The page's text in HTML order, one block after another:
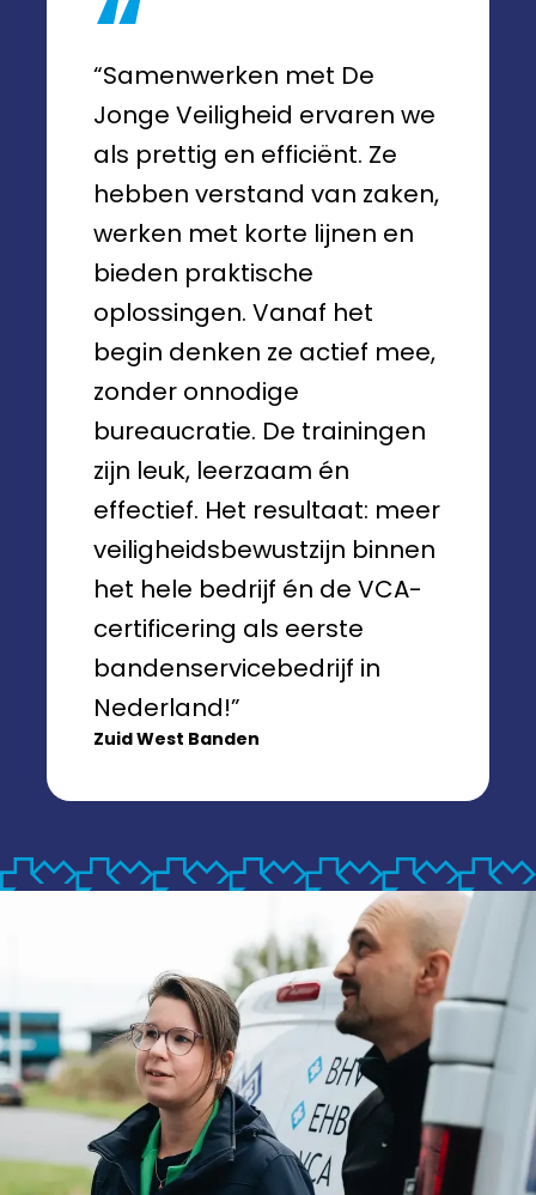
“Samenwerken met De
Jonge Veiligheid ervaren we
als prettig en efficiënt. Ze
hebben verstand van zaken,
werken met korte lijnen en
bieden praktische
oplossingen. Vanaf het
begin denken ze actief mee,
zonder onnodige
bureaucratie. De trainingen
zijn leuk, leerzaam én
effectief. Het resultaat: meer
veiligheidsbewustzijn binnen
het hele bedrijf én de VCA-
certificering als eerste
bandenservicebedrijf in
Nederland!”
Zuid West Banden